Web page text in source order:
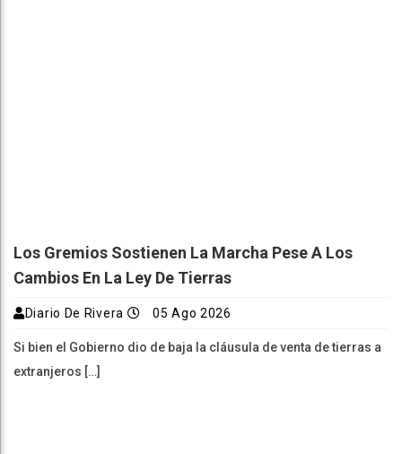
Los Gremios Sostienen La Marcha Pese A Los
Cambios En La Ley De Tierras
Diario De Rivera 05 Ago 2026
Si bien el Gobierno dio de baja la cláusula de venta de tierras a
extranjeros […]